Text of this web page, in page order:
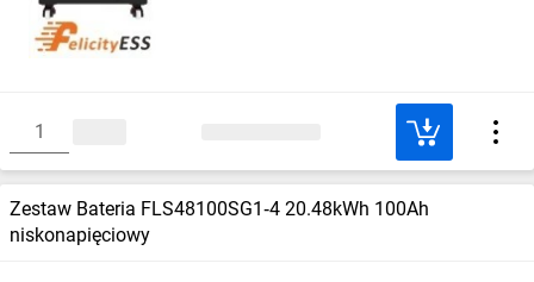
Zestaw Bateria FLS48100SG1‑4 20.48kWh 100Ah
niskonapięciowy